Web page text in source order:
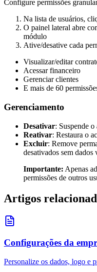
Configure permissões
Na lista de usuários,
O painel lateral abre
módulo
Ative/desative cada
Visualizar/editar
Acessar financeiro
Gerenciar clientes
E mais de 60
Gerenciamento
Desativar: Suspende
Reativar: Restaura o
Excluir: Remove
desativados sem dados
Importante: Apenas
permissões de outros
Artigos
Configurações da
Personalize os dados, logo e